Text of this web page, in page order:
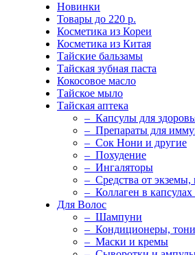
Новинки
Товары до 220 р.
Косметика из Кореи
Косметика из Китая
Тайские бальзамы
Тайская зубная паста
Кокосовое масло
Тайское мыло
Тайская аптека
– Капсулы для
– Препараты для
– Сок Нони и другие
– Похудение
– Ингаляторы
– Средства от экземы,
– Коллаген в
Для Волос
– Шампуни
– Кондиционеры,
– Маски и кремы